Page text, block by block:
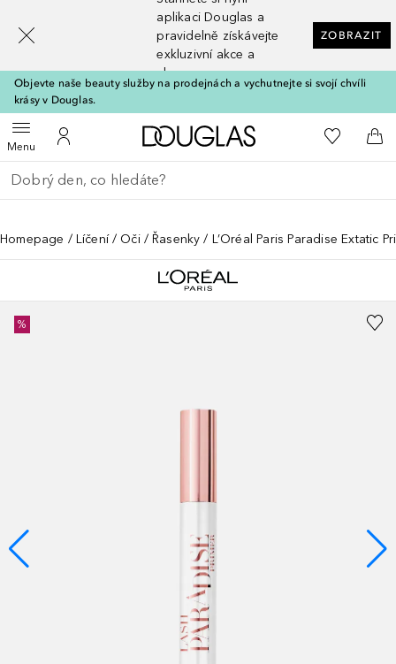
aplikaci Douglas a
pravidelně získávejte
exkluzivní akce a
slevy
ZOBRAZIT
Objevte naše beauty služby na prodejnách a vychutnejte si svojí chvíli
krásy v Douglas.
MenuOtevřít menuK mému účtu
Domů K mému
Do
Vraťte se
Proveďte vyhledávání
Homepage Líčení Oči Řasenky L’Oréal Paris Paradise Extatic
%
[navigation.slideout.screenreader]